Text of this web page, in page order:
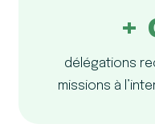
+
délégations
missions à